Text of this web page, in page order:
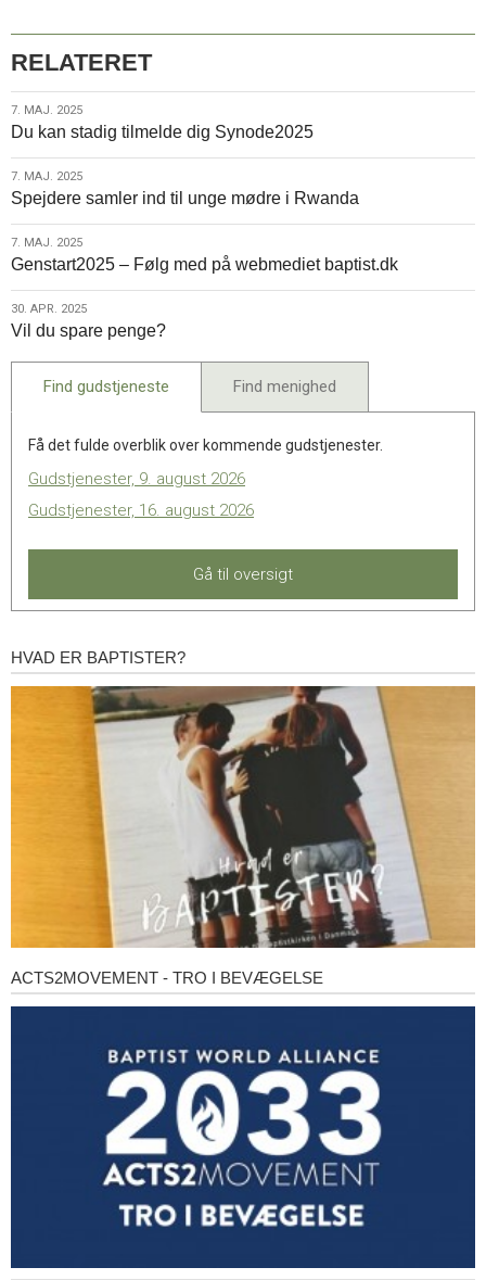
Stemningsfyldt
koncert
på
Synoden
også
for
dem,
ikke
synoden Forrige
Vil
opleve
Afrika
uden
forlade
stue?
RELATERET
7.
maj.
2025
7. MAJ. 2025
Du kan stadig tilmelde dig Synode2025
7.
maj.
2025
7. MAJ. 2025
Spejdere samler ind til unge mødre i Rwanda
7.
maj.
2025
7. MAJ. 2025
Genstart2025 – Følg med på webmediet baptist.dk
30.
apr.
2025
30. APR. 2025
Vil du spare penge?
Find gudstjeneste Find menighed
Få det fulde overblik over kommende gudstjenester.
Gudstjenester, 9. august 2026
Gudstjenester, 16. august 2026
Gå til oversigt
Hvad
HVAD ER BAPTISTER?
Acts2Movement
ACTS2MOVEMENT - TRO I BEVÆGELSE